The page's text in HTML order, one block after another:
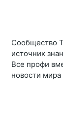
Сообщество
источник
Все профи
новости